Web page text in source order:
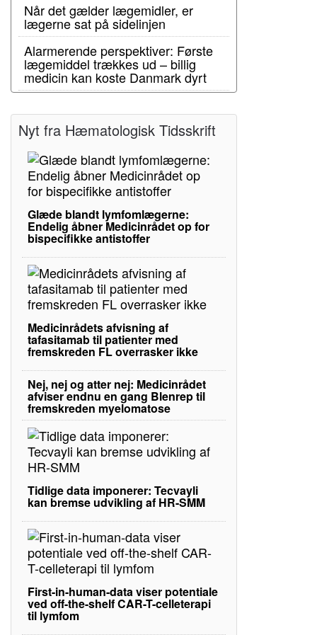
Når det gælder lægemidler, er
lægerne sat på sidelinjen
Alarmerende perspektiver: Første
lægemiddel trækkes ud – billig
medicin kan koste Danmark dyrt
Nyt fra Hæmatologisk Tidsskrift
Glæde blandt lymfomlægerne:
Endelig åbner Medicinrådet op for
bispecifikke antistoffer
Medicinrådets afvisning af
tafasitamab til patienter med
fremskreden FL overrasker ikke
Nej, nej og atter nej: Medicinrådet
afviser endnu en gang Blenrep til
fremskreden myelomatose
Tidlige data imponerer: Tecvayli
kan bremse udvikling af HR-SMM
First-in-human-data viser potentiale
ved off-the-shelf CAR-T-celleterapi
til lymfom